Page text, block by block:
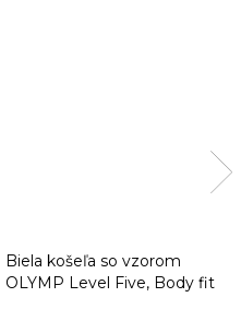
Biela košeľa so vzorom
OLYMP Level Five, Body fit